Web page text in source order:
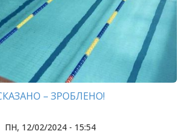
– ЗРОБЛЕНО!
ПН, 12/02/2024 - 15:54